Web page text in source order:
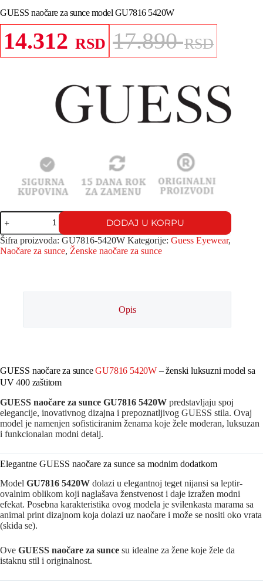
GUESS naočare za sunce model GU7816 5420W
17.890RSD
Originalna
cena
17.890 RSD.
14.312 RSD
Trenutna
cena
GUESS
naočare
za
sunce
model
DODAJ U KORPU
Šifra proizvoda: GU7816-5420W Kategorije: Guess Eyewear,
Naočare za sunce, Ženske naočare za sunce
Opis
GUESS naočare za sunceGU7816 5420W – ženski luksuzni model sa
UV 400 zaštitom
GUESS naočare za sunce GU7816 5420W predstavljaju spoj
elegancije, inovativnog dizajna i prepoznatljivog GUESS stila. Ovaj
model je namenjen sofisticiranim ženama koje žele moderan, luksuzan
i funkcionalan modni detalj.
Elegantne GUESS naočare za sunce sa modnim dodatkom
Model GU7816 5420W dolazi u elegantnoj teget nijansi sa leptir-
ovalnim oblikom koji naglašava ženstvenost i daje izražen modni
efekat. Posebna karakteristika ovog modela je svilenkasta marama sa
animal print dizajnom koja dolazi uz naočare i može se nositi oko vrata
(skida se).
Ove GUESS naočare za sunce su idealne za žene koje žele da
istaknu stil i originalnost.